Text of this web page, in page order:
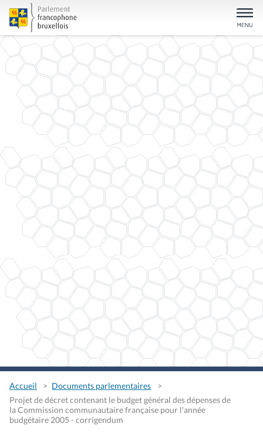
Accueil
Documents parlementaires
Projet de décret contenant le budget général des dépenses de
la Commission communautaire française pour l'année
budgétaire 2005 - corrigendum